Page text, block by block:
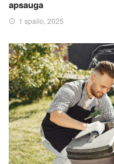
apsauga
1 spalio, 2025